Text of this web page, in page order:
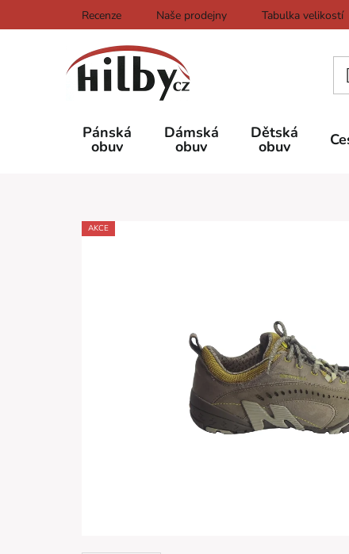
na
Recenze Naše prodejny Tabulka velikostí
Pánská
obuv
Dámská
obuv
Dětská
obuv
AKCE